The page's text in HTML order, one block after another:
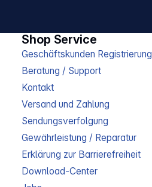
Shop Service
Geschäftskunden Registrierung
Beratung / Support
Kontakt
Versand und Zahlung
Sendungsverfolgung
Gewährleistung / Reparatur
Erklärung zur Barrierefreiheit
Download-Center